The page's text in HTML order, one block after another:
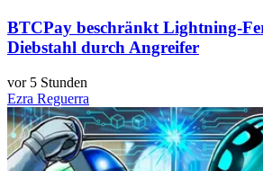
BTCPay beschränkt Lightning-
Diebstahl durch Angreifer
vor 5 Stunden
Ezra Reguerra